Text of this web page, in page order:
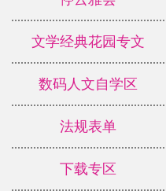
文学经典花园专文
数码人文自学区
法规表单
下载专区